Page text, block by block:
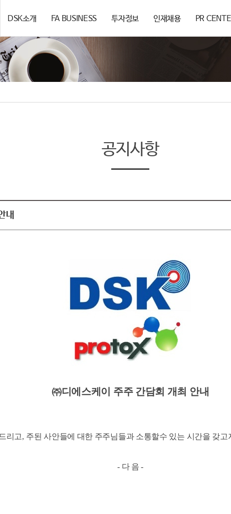
DSK소개 FA BUSINESS 투자정보 인재채용 PR
공지사항
내
㈜디에스케이 주주 간담회 개최 안내
리고, 주된 사안들에 대한 주주님들과 소통할수 있는 시간을 갖고
- 다 음-